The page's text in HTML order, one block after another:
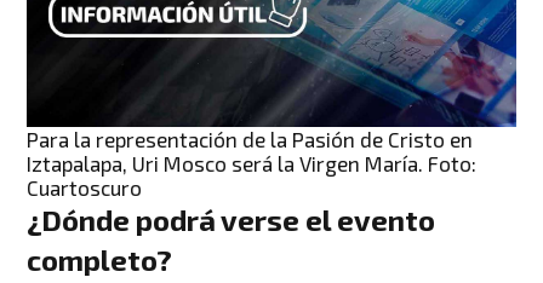
Para la representación de la Pasión de Cristo en
Iztapalapa, Uri Mosco será la Virgen María. Foto:
Cuartoscuro
¿Dónde podrá verse el evento
completo?